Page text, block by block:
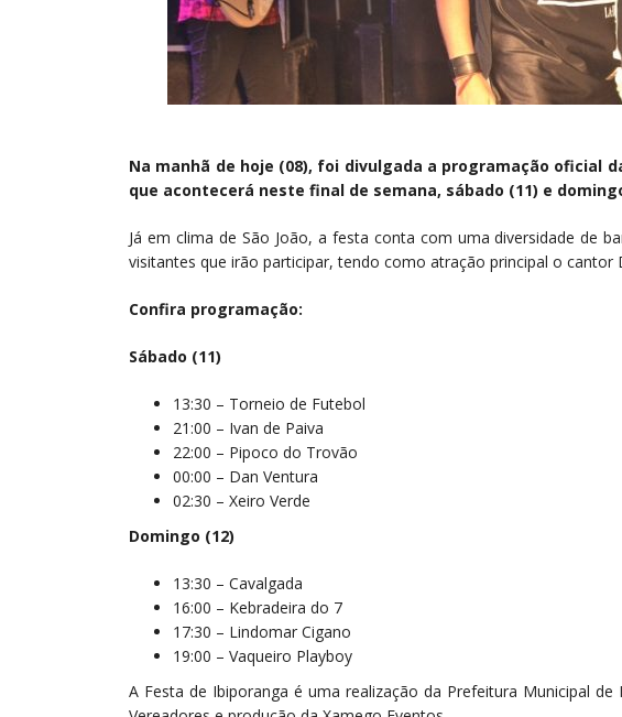
Na manhã de hoje (08), foi divulgada a programação oficial
que acontecerá neste final de semana, sábado (11) e
Já em clima de São João, a festa conta com uma diversidade de
visitantes que irão participar, tendo como atração principal o cantor
Confira programação:
Sábado (11)
13:30 – Torneio de Futebol
21:00 – Ivan de Paiva
22:00 – Pipoco do Trovão
00:00 – Dan Ventura
02:30 – Xeiro Verde
Domingo (12)
13:30 – Cavalgada
16:00 – Kebradeira do 7
17:30 – Lindomar Cigano
19:00 – Vaqueiro Playboy
A Festa de Ibiporanga é uma realização da Prefeitura Municipal